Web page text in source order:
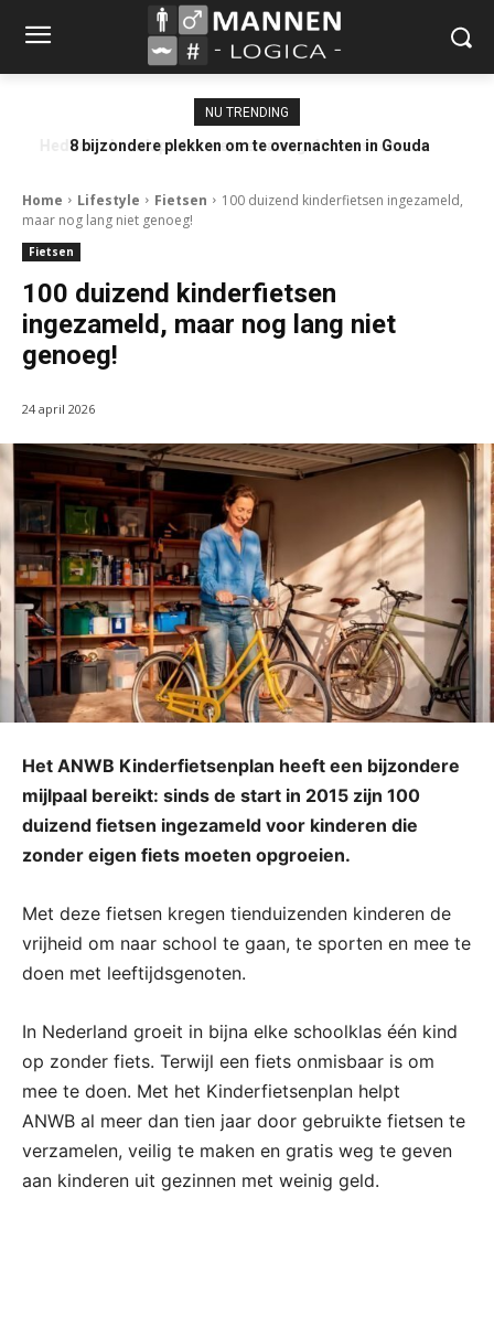
NU TRENDING
8 bijzondere plekken om te overnachten in Gouda
Home Lifestyle Fietsen
100 duizend kinderfietsen ingezameld,
maar nog lang niet genoeg!
Fietsen
100 duizend kinderfietsen
ingezameld, maar nog lang niet
genoeg!
24 april 2026
Het ANWB Kinderfietsenplan heeft een bijzondere
mijlpaal bereikt: sinds de start in 2015 zijn 100
duizend fietsen ingezameld voor kinderen die
zonder eigen fiets moeten opgroeien.
Met deze fietsen kregen tienduizenden kinderen de
vrijheid om naar school te gaan, te sporten en mee te
doen met leeftijdsgenoten.
In Nederland groeit in bijna elke schoolklas één kind
op zonder fiets. Terwijl een fiets onmisbaar is om
mee te doen. Met het Kinderfietsenplan helpt
ANWB al meer dan tien jaar door gebruikte fietsen te
verzamelen, veilig te maken en gratis weg te geven
aan kinderen uit gezinnen met weinig geld.